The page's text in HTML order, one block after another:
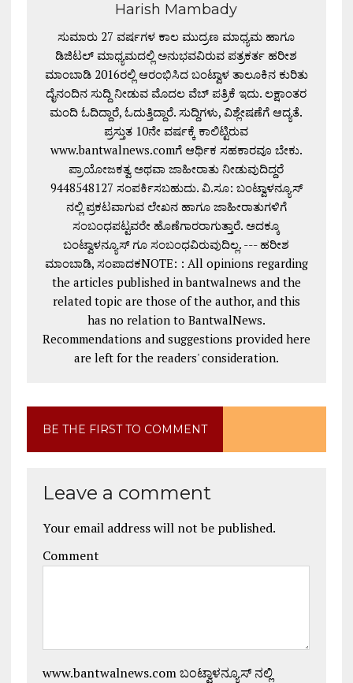
Harish Mambady
ಸುಮಾರು 27 ವರ್ಷಗಳ ಕಾಲ ಮುದ್ರಣ ಮಾಧ್ಯಮ ಹಾಗೂ
ಡಿಜಿಟಲ್ ಮಾಧ್ಯಮದಲ್ಲಿ ಅನುಭವವಿರುವ ಪತ್ರಕರ್ತ ಹರೀಶ
ಮಾಂಬಾಡಿ 2016ರಲ್ಲಿ ಆರಂಭಿಸಿದ ಬಂಟ್ವಾಳ ತಾಲೂಕಿನ ಕುರಿತು
ದೈನಂದಿನ ಸುದ್ದಿ ನೀಡುವ ಮೊದಲ ವೆಬ್ ಪತ್ರಿಕೆ ಇದು. ಲಕ್ಷಾಂತರ
ಮಂದಿ ಓದಿದ್ದಾರೆ, ಓದುತ್ತಿದ್ದಾರೆ. ಸುದ್ದಿಗಳು, ವಿಶ್ಲೇಷಣೆಗೆ ಆದ್ಯತೆ.
ಪ್ರಸ್ತುತ 10ನೇ ವರ್ಷಕ್ಕೆ ಕಾಲಿಟ್ಟಿರುವ
www.bantwalnews.comಗೆ ಆರ್ಥಿಕ ಸಹಕಾರವೂ ಬೇಕು.
ಪ್ರಾಯೋಜಕತ್ವ ಅಥವಾ ಜಾಹೀರಾತು ನೀಡುವುದಿದ್ದರೆ
9448548127 ಸಂಪರ್ಕಿಸಬಹುದು. ವಿ.ಸೂ: ಬಂಟ್ವಾಳನ್ಯೂಸ್
ನಲ್ಲಿ ಪ್ರಕಟವಾಗುವ ಲೇಖನ ಹಾಗೂ ಜಾಹೀರಾತುಗಳಿಗೆ
ಸಂಬಂಧಪಟ್ಟವರೇ ಹೊಣೆಗಾರರಾಗುತ್ತಾರೆ. ಅದಕ್ಕೂ
ಬಂಟ್ವಾಳನ್ಯೂಸ್ ಗೂ ಸಂಬಂಧವಿರುವುದಿಲ್ಲ. --- ಹರೀಶ
ಮಾಂಬಾಡಿ, ಸಂಪಾದಕNOTE: : All opinions regarding
the articles published in bantwalnews and the
related topic are those of the author, and this
has no relation to BantwalNews.
Recommendations and suggestions provided here
are left for the readers' consideration.
BE THE FIRST TO COMMENT
Leave a comment
Your email address will not be published.
Comment
www.bantwalnews.com ಬಂಟ್ವಾಳನ್ಯೂಸ್ ನಲ್ಲಿ